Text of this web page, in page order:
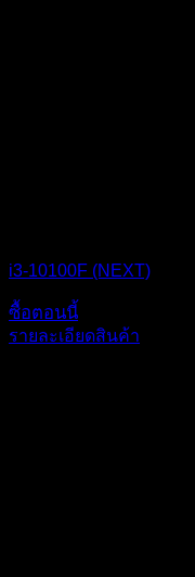
i3-10100F (NEXT)
ซื้อตอนนี้
รายละเอียดสินค้า